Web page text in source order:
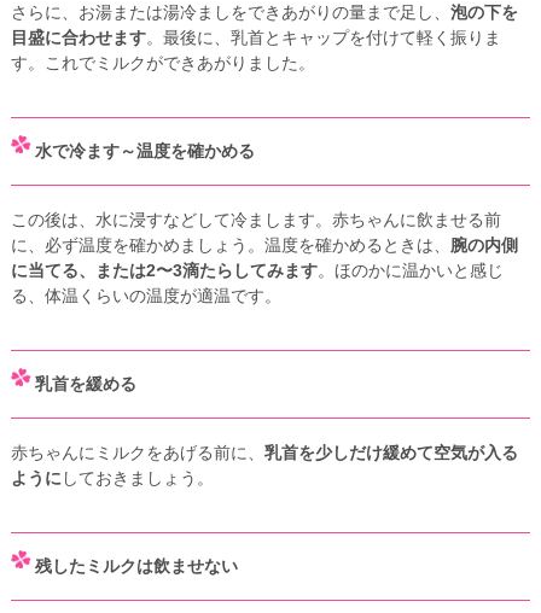
さらに、お湯または湯冷ましをできあがりの量まで足し、 泡の下を
目盛に合わせます。最後に、乳首とキャップを付けて軽く振りま
す。これでミルクができあがりました。
水で冷ます～温度を確かめる
この後は、水に浸すなどして冷まします。赤ちゃんに飲ませる前
に、必ず温度を確かめましょう。温度を確かめるときは、 腕の内側
に当てる、または2〜3滴たらしてみます。ほのかに温かいと感じ
る、体温くらいの温度が適温です。
乳首を緩める
赤ちゃんにミルクをあげる前に、 乳首を少しだけ緩めて空気が入る
ように しておきましょう。
残したミルクは飲ませない